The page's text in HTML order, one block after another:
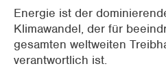
Energie ist der
Klimawandel, der für
gesamten weltweiten
verantwortlich ist.